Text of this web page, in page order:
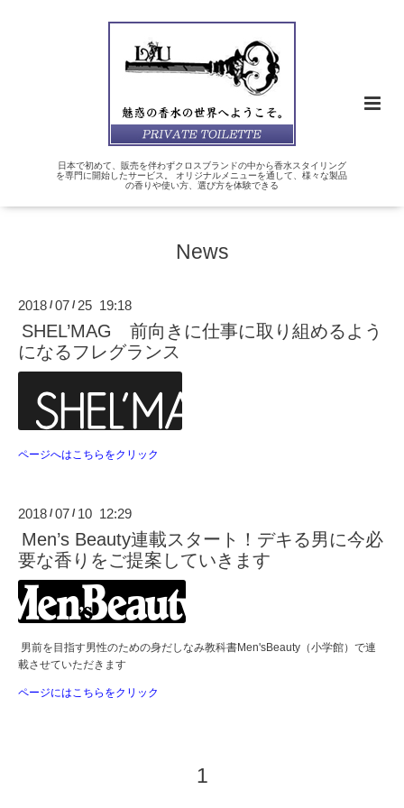
日本で初めて、販売を伴わずクロスブランドの中から香水スタイリング
を専門に開始したサービス。 オリジナルメニューを通して、様々な製品
の香りや使い方、選び方を体験できる
News
2018 /07 / 25 19:18
SHEL’MAG 前向きに仕事に取り組めるよう
になるフレグランス
ページへはこちらをクリック
2018 /07 / 10 12:29
Men’s Beauty連載スタート！デキる男に今必
要な香りをご提案していきます
男前を目指す男性のための身だしなみ教科書Men'sBeauty（小学館）で連
載させていただきます
ページにはこちらをクリック
1